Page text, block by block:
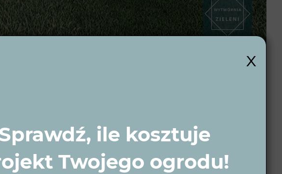
Nasze projekty są tworzone z myślą o
do stylu życia, budżetu oraz przestrzeni. Wybierając nas,
x
ile kosztuje
Twojego ogrodu!